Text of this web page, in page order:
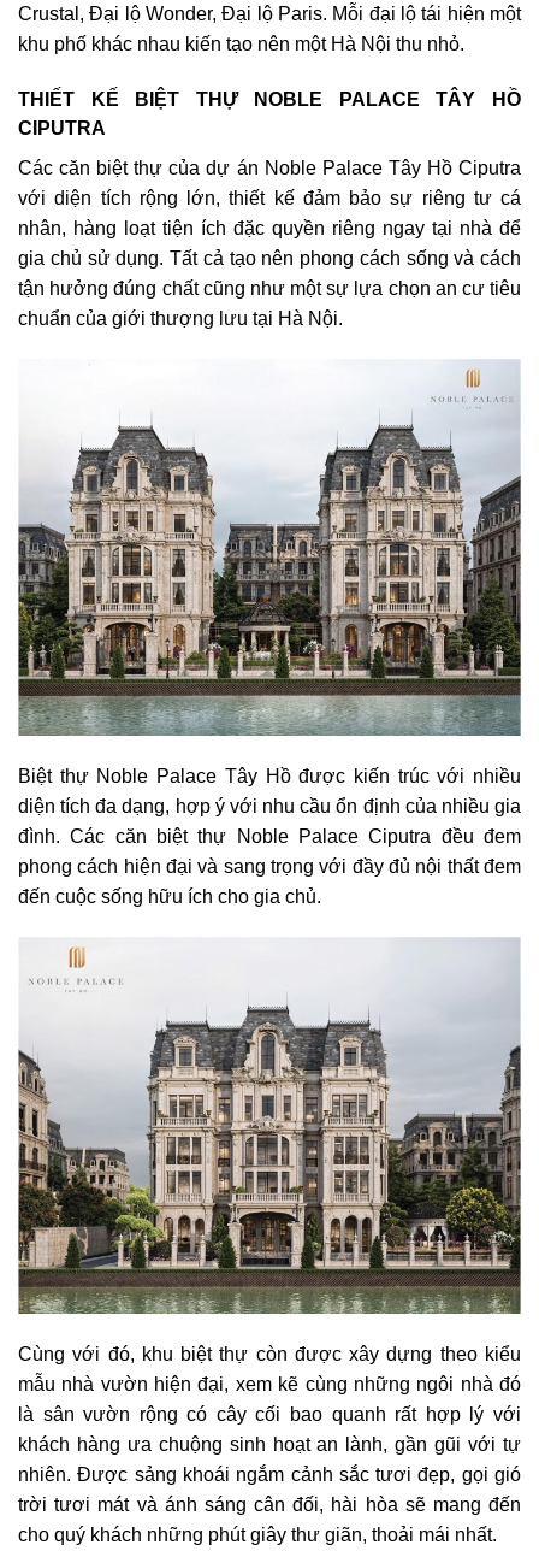
Crustal, Đại lộ Wonder, Đại lộ Paris. Mỗi đại lộ tái hiện một
khu phố khác nhau kiến tạo nên một Hà Nội thu nhỏ.
THIẾT KẾ BIỆT THỰ NOBLE PALACE TÂY HỒ
CIPUTRA
Các căn biệt thự của dự án Noble Palace Tây Hồ Ciputra
với diện tích rộng lớn, thiết kế đảm bảo sự riêng tư cá
nhân, hàng loạt tiện ích đặc quyền riêng ngay tại nhà để
gia chủ sử dụng. Tất cả tạo nên phong cách sống và cách
tận hưởng đúng chất cũng như một sự lựa chọn an cư tiêu
chuẩn của giới thượng lưu tại Hà Nội.
Biệt thự Noble Palace Tây Hồ được kiến trúc với nhiều
diện tích đa dạng, hợp ý với nhu cầu ổn định của nhiều gia
đình. Các căn biệt thự Noble Palace Ciputra đều đem
phong cách hiện đại và sang trọng với đầy đủ nội thất đem
đến cuộc sống hữu ích cho gia chủ.
Cùng với đó, khu biệt thự còn được xây dựng theo kiểu
mẫu nhà vườn hiện đại, xem kẽ cùng những ngôi nhà đó
là sân vườn rộng có cây cối bao quanh rất hợp lý với
khách hàng ưa chuộng sinh hoạt an lành, gần gũi với tự
nhiên. Được sảng khoái ngắm cảnh sắc tươi đẹp, gọi gió
trời tươi mát và ánh sáng cân đối, hài hòa sẽ mang đến
cho quý khách những phút giây thư giãn, thoải mái nhất.